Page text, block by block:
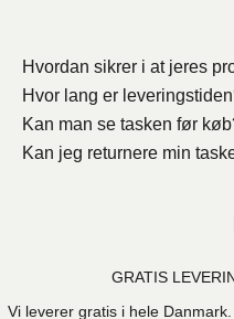
Hvordan sikrer i at jeres
Hvor lang er
Kan man se tasken før
Kan jeg returnere min
GRATIS
Vi leverer gratis i hele